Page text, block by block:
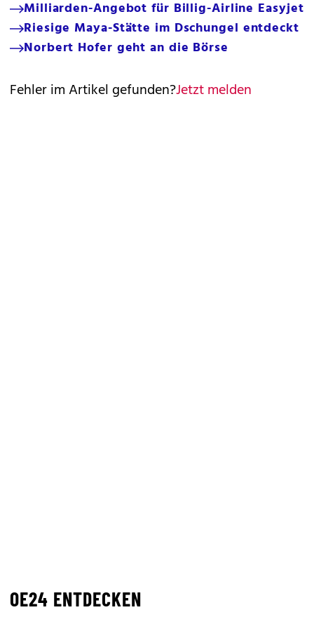
Milliarden-Angebot für Billig-Airline Easyjet
Riesige Maya-Stätte im Dschungel entdeckt
Norbert Hofer geht an die Börse
Fehler im Artikel gefunden?Jetzt melden
OE24 ENTDECKEN